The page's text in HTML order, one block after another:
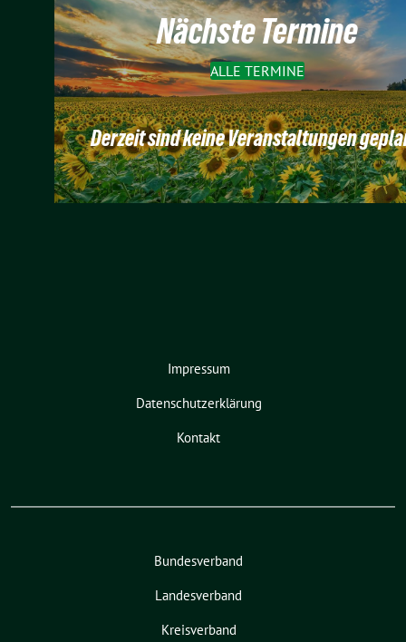
Nächste Termine
ALLE TERMINE
Derzeit sind keine Veranstaltungen
Impressum
Datenschutzerklärung
Kontakt
Bundesverband
Landesverband
Kreisverband